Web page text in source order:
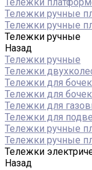
Тележки ручные
Тележки ручные
Тележки ручные
Назад
Тележки ручные
Тележки
Тележки для
Тележки для
Тележки для
Тележки для
Тележки ручные
Тележки ручные
Тележки
Назад